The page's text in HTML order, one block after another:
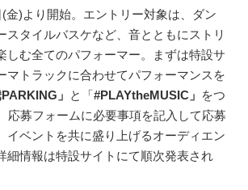
金)より開始。エントリー対象は、ダン
スタイルバスケなど、音とともにストリ
しむ全てのパフォーマー。まずは特設サ
マトラックに合わせてパフォーマンスを
」 と「#PLAYtheMUSIC」 をつ
応募フォームに必要事項を記入して応募
イベントを共に盛り上げるオーディエン
細情報は特設サイトにて順次発表され